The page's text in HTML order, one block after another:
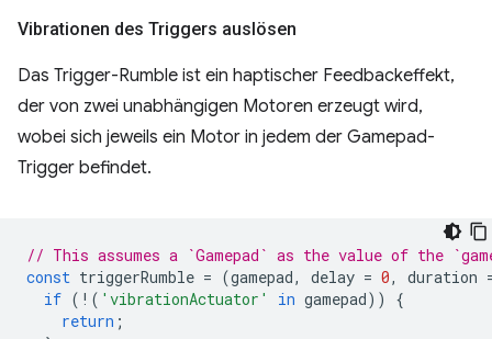
Vibrationen des Triggers auslösen
Das Trigger-Rumble ist ein haptischer Feedbackeffekt,
der von zwei unabhängigen Motoren erzeugt wird,
wobei sich jeweils ein Motor in jedem der Gamepad-
Trigger befindet.
// This assumes a `Gamepad` as the value of the
const triggerRumble = (gamepad, delay = 0, duration
if ( ! ( 'vibrationActuator' in gamepad))
{
return ;